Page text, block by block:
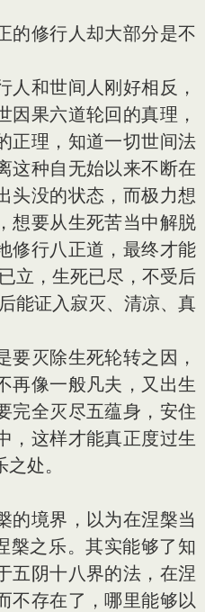
修行人却大部分是不
人和世间人刚好相反，
因果六道轮回的真理，
正理，知道一切世间法
这种自无始以来不断在
头没的状态，而极力想
想要从生死苦当中解脱
修行八正道，最终才能
立，生死已尽，不受后
能证入寂灭、清凉、真
要灭除生死轮转之因，
再像一般凡夫，又出生
完全灭尽五蕴身，安住
，这样才能真正度过生
处。
境界，以为在涅槃当
槃之乐。其实能够了知
五阴十八界的法，在涅
不存在了，哪里能够以